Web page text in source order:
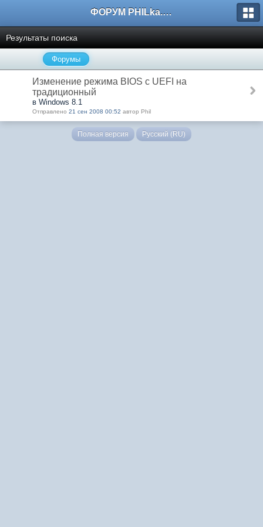
ФОРУМ PHILka.RU
Результаты поиска
Форумы
Изменение режима BIOS с UEFI на
традиционный
в Windows 8.1
Отправлено 21 сен 2008 00:52 автор Phil
Полная версия Русский (RU)